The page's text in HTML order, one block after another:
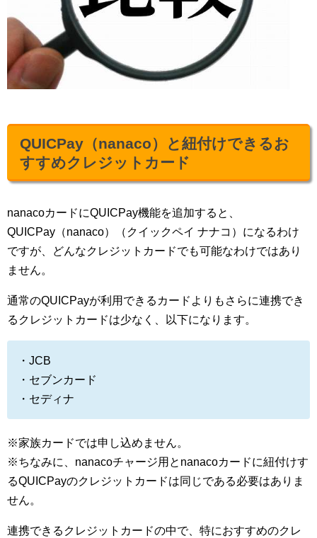
QUICPay（nanaco）と紐付けできるお
すすめクレジットカード
nanacoカードにQUICPay機能を追加すると、
QUICPay（nanaco）（クイックペイ ナナコ）になるわけ
ですが、どんなクレジットカードでも可能なわけではあり
ません。
通常のQUICPayが利用できるカードよりもさらに連携でき
るクレジットカードは少なく、以下になります。
・JCB
・セブンカード
・セディナ
※家族カードでは申し込めません。
※ちなみに、nanacoチャージ用とnanacoカードに紐付けす
るQUICPayのクレジットカードは同じである必要はありま
せん。
連携できるクレジットカードの中で、特におすすめのクレ